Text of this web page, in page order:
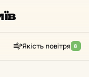
Якість повітря 8